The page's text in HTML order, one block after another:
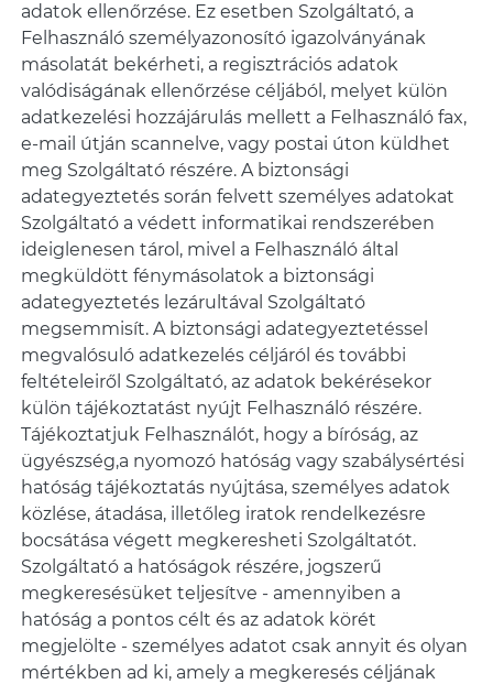
adatok ellenőrzése. Ez esetben Szolgáltató, a
Felhasználó személyazonosító igazolványának
másolatát bekérheti, a regisztrációs adatok
valódiságának ellenőrzése céljából, melyet külön
adatkezelési hozzájárulás mellett a Felhasználó fax,
e-mail útján scannelve, vagy postai úton küldhet
meg Szolgáltató részére. A biztonsági
adategyeztetés során felvett személyes adatokat
Szolgáltató a védett informatikai rendszerében
ideiglenesen tárol, mivel a Felhasználó által
megküldött fénymásolatok a biztonsági
adategyeztetés lezárultával Szolgáltató
megsemmisít. A biztonsági adategyeztetéssel
megvalósuló adatkezelés céljáról és további
feltételeiről Szolgáltató, az adatok bekérésekor
külön tájékoztatást nyújt Felhasználó részére.
Tájékoztatjuk Felhasználót, hogy a bíróság, az
ügyészség,a nyomozó hatóság vagy szabálysértési
hatóság tájékoztatás nyújtása, személyes adatok
közlése, átadása, illetőleg iratok rendelkezésre
bocsátása végett megkeresheti Szolgáltatót.
Szolgáltató a hatóságok részére, jogszerű
megkeresésüket teljesítve - amennyiben a
hatóság a pontos célt és az adatok körét
megjelölte - személyes adatot csak annyit és olyan
mértékben ad ki, amely a megkeresés céljának